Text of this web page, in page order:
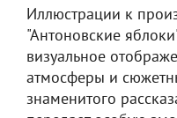
Иллюстрации к
"Антоновские
визуальное
атмосферы и
знаменитого